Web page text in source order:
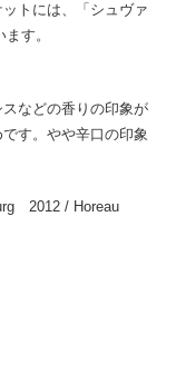
トには、「シュヴァ
す。
などの香りの印象が
す。やや辛口の印象
2012 / Horeau